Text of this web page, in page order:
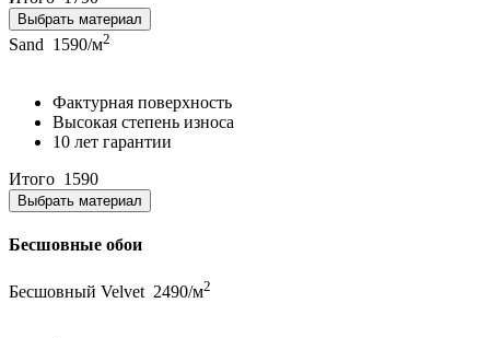
Выбрать материал
Sand 1590/м2
Фактурная поверхность
Высокая степень износа
10 лет гарантии
Итого 1590
Выбрать материал
Бесшовные обои
Бесшовный Velvet 2490/м2